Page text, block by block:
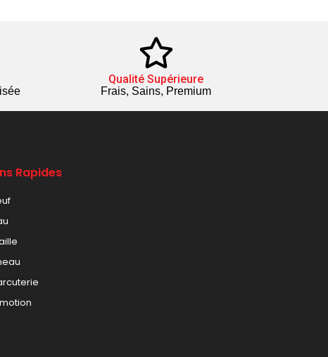
Qualité Supérieure
Frais, Sains, Premium
Rapides